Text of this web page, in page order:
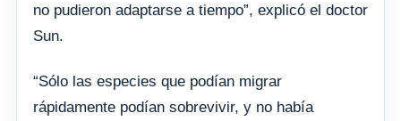
no pudieron adaptarse a tiempo”, explicó el doctor
Sun.
“Sólo las especies que podían migrar
rápidamente podían sobrevivir, y no había